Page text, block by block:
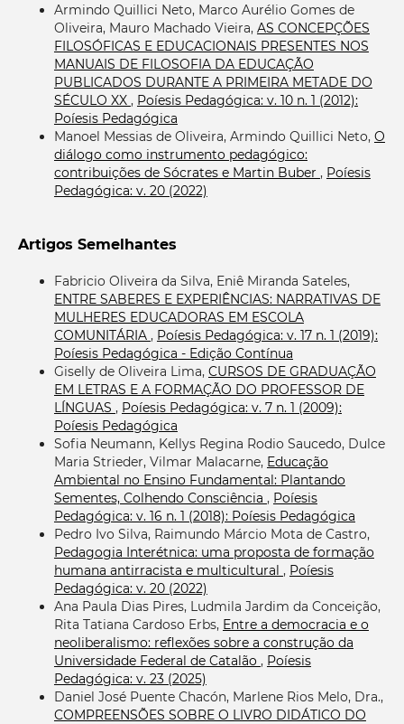
Armindo Quillici Neto, Marco Aurélio Gomes de
Oliveira, Mauro Machado Vieira, AS CONCEPÇÕES
FILOSÓFICAS E EDUCACIONAIS PRESENTES NOS
MANUAIS DE FILOSOFIA DA EDUCAÇÃO
PUBLICADOS DURANTE A PRIMEIRA METADE DO
SÉCULO XX , Poíesis Pedagógica: v. 10 n. 1 (2012):
Poíesis Pedagógica
Manoel Messias de Oliveira, Armindo Quillici Neto, O
diálogo como instrumento pedagógico:
contribuições de Sócrates e Martin Buber , Poíesis
Pedagógica: v. 20 (2022)
Artigos Semelhantes
Fabricio Oliveira da Silva, Eniê Miranda Sateles,
ENTRE SABERES E EXPERIÊNCIAS: NARRATIVAS DE
MULHERES EDUCADORAS EM ESCOLA
COMUNITÁRIA , Poíesis Pedagógica: v. 17 n. 1 (2019):
Poíesis Pedagógica - Edição Contínua
Giselly de Oliveira Lima, CURSOS DE GRADUAÇÃO
EM LETRAS E A FORMAÇÃO DO PROFESSOR DE
LÍNGUAS , Poíesis Pedagógica: v. 7 n. 1 (2009):
Poíesis Pedagógica
Sofia Neumann, Kellys Regina Rodio Saucedo, Dulce
Maria Strieder, Vilmar Malacarne, Educação
Ambiental no Ensino Fundamental: Plantando
Sementes, Colhendo Consciência , Poíesis
Pedagógica: v. 16 n. 1 (2018): Poíesis Pedagógica
Pedro Ivo Silva, Raimundo Márcio Mota de Castro,
Pedagogia Interétnica: uma proposta de formação
humana antirracista e multicultural , Poíesis
Pedagógica: v. 20 (2022)
Ana Paula Dias Pires, Ludmila Jardim da Conceição,
Rita Tatiana Cardoso Erbs, Entre a democracia e o
neoliberalismo: reflexões sobre a construção da
Universidade Federal de Catalão , Poíesis
Pedagógica: v. 23 (2025)
Daniel José Puente Chacón, Marlene Rios Melo, Dra.,
COMPREENSÕES SOBRE O LIVRO DIDÁTICO DO